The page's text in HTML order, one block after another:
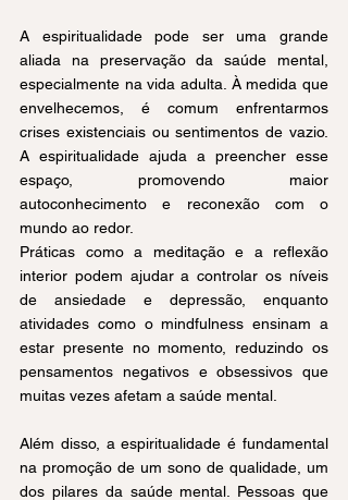
A espiritualidade pode ser uma grande
aliada na preservação da saúde mental,
especialmente na vida adulta. À medida que
envelhecemos, é comum enfrentarmos
crises existenciais ou sentimentos de vazio.
A espiritualidade ajuda a preencher esse
espaço, promovendo maior
autoconhecimento e reconexão com o
mundo ao redor.
Práticas como a meditação e a reflexão
interior podem ajudar a controlar os níveis
de ansiedade e depressão, enquanto
atividades como o mindfulness ensinam a
estar presente no momento, reduzindo os
pensamentos negativos e obsessivos que
muitas vezes afetam a saúde mental.
Além disso, a espiritualidade é fundamental
na promoção de um sono de qualidade, um
dos pilares da saúde mental. Pessoas que